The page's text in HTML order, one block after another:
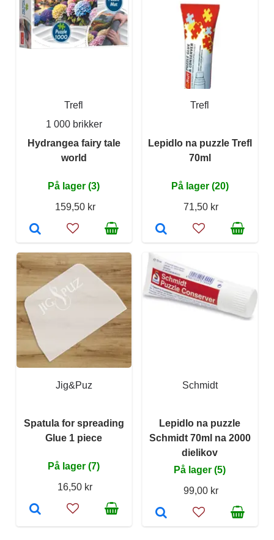
Trefl
1 000 brikker
Hydrangea fairy tale
world
På lager (3)
159,50 kr
Trefl
Lepidlo na puzzle Trefl
70ml
På lager (20)
71,50 kr
Jig&Puz
Spatula for spreading
Glue 1 piece
På lager (7)
16,50 kr
Schmidt
Lepidlo na puzzle
Schmidt 70ml na 2000
dielikov
På lager (5)
99,00 kr